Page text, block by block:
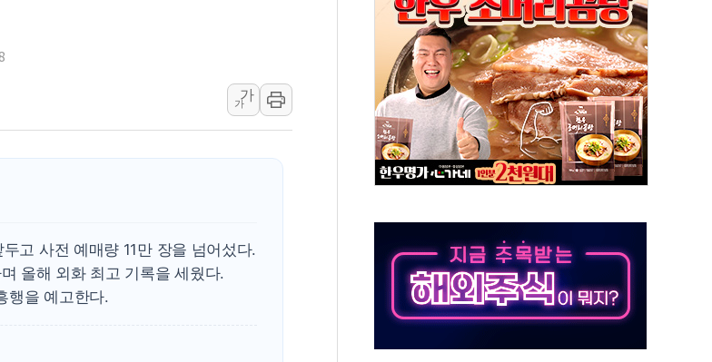
[속보] 민주, 제주 경선 결과 발표...김민석 52.64% 정청래 39.89% 송영길 7.47%
美, 이란전 출구전략 만지작…공습 한계·탄약 부족 현실화
강릉·동해·삼척 시간당 최대 50㎜ 폭우…강원 동해안 강한 비 이어져
폐기물 수거하다 참변…60대 환경미화원 수거차에 치여 사망
서울 중랑구 주택가서 흉기 난동…60대 남성 2명 숨져
李대통령 "결혼 때문에 손해 보는 일 없게"…'결혼 페널티' 22개 과제 손본다
인천 선재도 갯벌서 해루질 중 실종 60대 나흘만에 숨진 채 발견
인천서 말다툼 중 어머니 흉기 살해 10대 아들 체포
'화합' 꺼낸 김민석에 '뻔뻔' 받아친 정청래…제주 연설서 신경전 고조
가
가
고 사전 예매량 11만 장을 넘어섰다.
올해 외화 최고 기록을 세웠다.
행을 예고한다.